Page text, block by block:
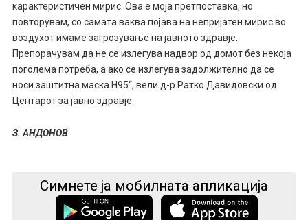
карактеристичен мирис. Ова е моја претпоставка, но
повторувам, со самата ваква појава на непријатен мирис во
воздухот имаме загрозување на јавното здравје.
Препорачувам да не се излегува надвор од домот без некоја
поголема потреба, а ако се излегува задолжително да се
носи заштитна маска Н95“, вели д-р Ратко Давидовски од
Центарот за јавно здравје.
З. АНДОНОВ
Симнете ја мобилната апликација